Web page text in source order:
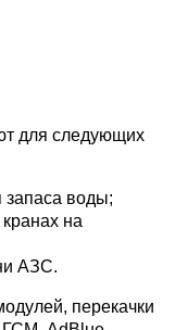
для следующих
запаса воды;
на
АЗС.
перекачки